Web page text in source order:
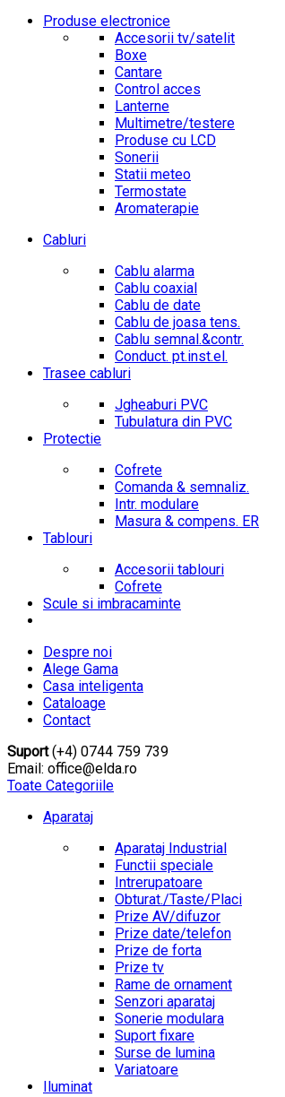
Produse electronice
Accesorii tv/satelit
Boxe
Cantare
Control acces
Lanterne
Multimetre/testere
Produse cu LCD
Sonerii
Statii meteo
Termostate
Aromaterapie
Cabluri
Cablu alarma
Cablu coaxial
Cablu de date
Cablu de joasa tens.
Cablu semnal.&contr.
Conduct. pt.inst.el.
Trasee cabluri
Jgheaburi PVC
Tubulatura din PVC
Protectie
Cofrete
Comanda & semnaliz.
Intr. modulare
Masura & compens. ER
Tablouri
Accesorii tablouri
Cofrete
Scule si imbracaminte
Despre noi
Alege Gama
Casa inteligenta
Cataloage
Contact
Suport(+4) 0744 759 739
Email: office@elda.ro
Toate Categoriile
Aparataj
Aparataj Industrial
Functii speciale
Intrerupatoare
Obturat./Taste/Placi
Prize AV/difuzor
Prize date/telefon
Prize de forta
Prize tv
Rame de ornament
Senzori aparataj
Sonerie modulara
Suport fixare
Surse de lumina
Variatoare
Iluminat